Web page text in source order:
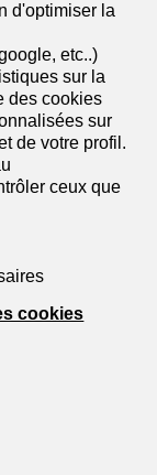
d'optimiser la
etc..)
sur la
des cookies
sur
de votre profil.
ceux que
cookies